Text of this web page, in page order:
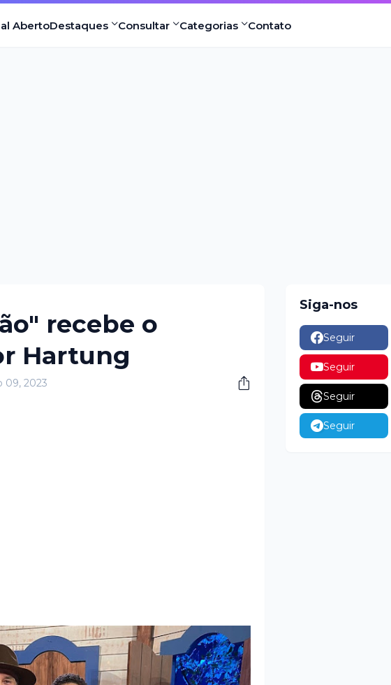
AbertoDestaques Consultar Categorias Contato
recebe o
Hartung
09, 2023
Siga-nos
Seguir
Seguir
Seguir
Seguir